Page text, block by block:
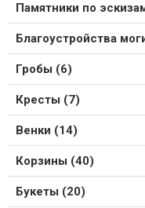
Памятники по
Благоустройства
Гробы (6)
Кресты (7)
Венки (14)
Корзины (40)
Букеты (20)